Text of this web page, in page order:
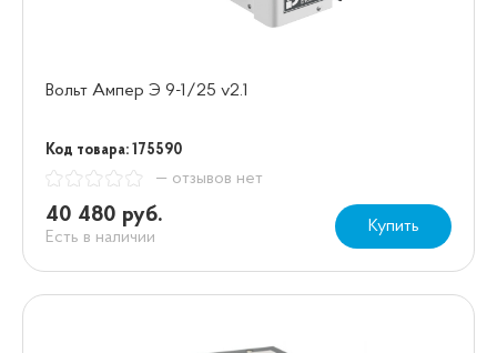
Вольт Ампер Э 9-1/25 v2.1
Код товара: 175590
— отзывов нет
40 480 руб.
Есть в наличии
Купить